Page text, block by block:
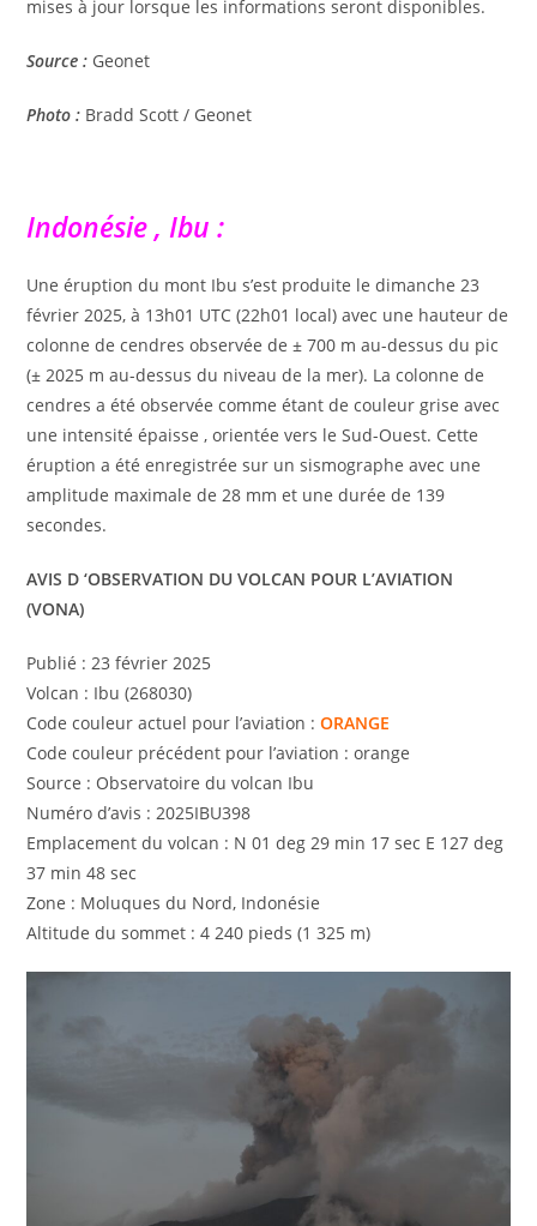
mises à jour lorsque les informations seront disponibles.
Source : Geonet
Photo : Bradd Scott / Geonet
Indonésie , Ibu :
Une éruption du mont Ibu s’est produite le dimanche 23
février 2025, à 13h01 UTC (22h01 local) avec une hauteur de
colonne de cendres observée de ± 700 m au-dessus du pic
(± 2025 m au-dessus du niveau de la mer). La colonne de
cendres a été observée comme étant de couleur grise avec
une intensité épaisse , orientée vers le Sud-Ouest. Cette
éruption a été enregistrée sur un sismographe avec une
amplitude maximale de 28 mm et une durée de 139
secondes.
AVIS D ‘OBSERVATION DU VOLCAN POUR L’AVIATION
(VONA)
Publié : 23 février 2025
Volcan : Ibu (268030)
Code couleur actuel pour l’aviation :ORANGE
Code couleur précédent pour l’aviation : orange
Source : Observatoire du volcan Ibu
Numéro d’avis : 2025IBU398
Emplacement du volcan : N 01 deg 29 min 17 sec E 127 deg
37 min 48 sec
Zone : Moluques du Nord, Indonésie
Altitude du sommet : 4 240 pieds (1 325 m)